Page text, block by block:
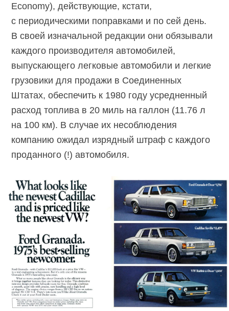
Economy), действующие, кстати,
с периодическими поправками и по сей день.
В своей изначальной редакции они обязывали
каждого производителя автомобилей,
выпускающего легковые автомобили и легкие
грузовики для продажи в Соединенных
Штатах, обеспечить к 1980 году усредненный
расход топлива в 20 миль на галлон (11.76 л
на 100 км). В случае их несоблюдения
компанию ожидал изрядный штраф с каждого
проданного (!) автомобиля.